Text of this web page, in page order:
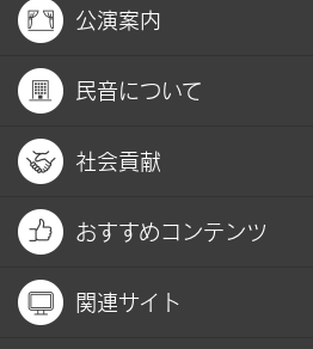
公演案内
民音について
社会貢献
おすすめコンテンツ
関連サイト